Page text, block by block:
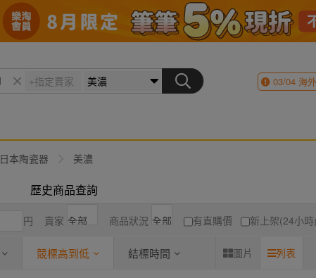
03/04海
日本陶瓷器 美濃
歷史商品查詢
円 賣家 商品狀況 有直購價 新上架(24小時
競標高到低 結標時間 圖片 列表